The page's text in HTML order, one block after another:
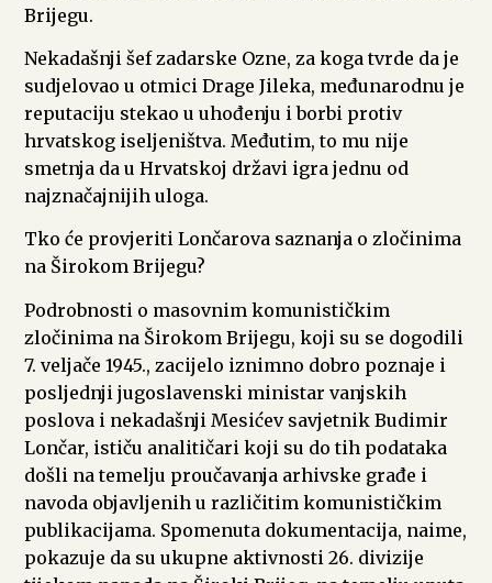
Brijegu.
Nekadašnji šef zadarske Ozne, za koga tvrde da je
sudjelovao u otmici Drage Jileka, međunarodnu je
reputaciju stekao u uhođenju i borbi protiv
hrvatskog iseljeništva. Međutim, to mu nije
smetnja da u Hrvatskoj državi igra jednu od
najznačajnijih uloga.
Tko će provjeriti Lončarova saznanja o zločinima
na Širokom Brijegu?
Podrobnosti o masovnim komunističkim
zločinima na Širokom Brijegu, koji su se dogodili
7. veljače 1945., zacijelo iznimno dobro poznaje i
posljednji jugoslavenski ministar vanjskih
poslova i nekadašnji Mesićev savjetnik Budimir
Lončar, ističu analitičari koji su do tih podataka
došli na temelju proučavanja arhivske građe i
navoda objavljenih u različitim komunističkim
publikacijama. Spomenuta dokumentacija, naime,
pokazuje da su ukupne aktivnosti 26. divizije